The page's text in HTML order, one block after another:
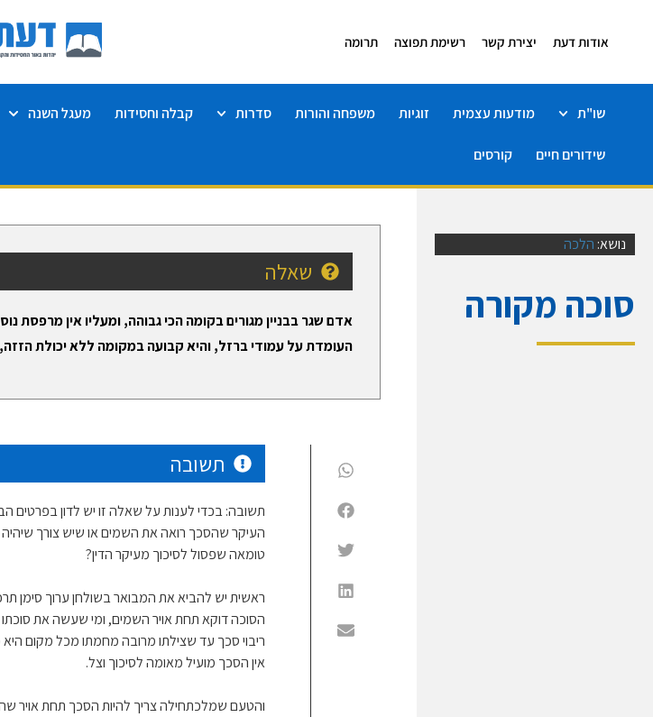
אודות דעת יצירת קשר רשימת תפוצה תרומה
שו"ת מודעות עצמית זוגיות משפחה והורות סדרות קבלה וחסידות מעגל השנה
שידורים חיים קורסים
נושא: הלכה
סוכה מקורה
שאלה
אדם שגר בבניין מגורים בקומה הכי גבוהה, ומעליו אין
העומדת על עמודי ברזל, והיא קבועה במקומה ללא יכולת
תשובה
תשובה: בכדי לענות על שאלה זו יש לדון
העיקר שהסכך רואה את השמים או שיש צורך
טומאה שפסול לסיכוך מעיקר הדין?
ראשית יש להביא את המבואר בשולחן ערוך סימן
הסוכה דוקא תחת אויר השמים, ומי שעשה את
ריבוי סכך עד שצילתו מרובה מחמתו מכל מקום
אין הסכך מועיל מאומה לסיכוך וצל.
והטעם שמלכתחילה צריך להיות הסכך תחת אויר